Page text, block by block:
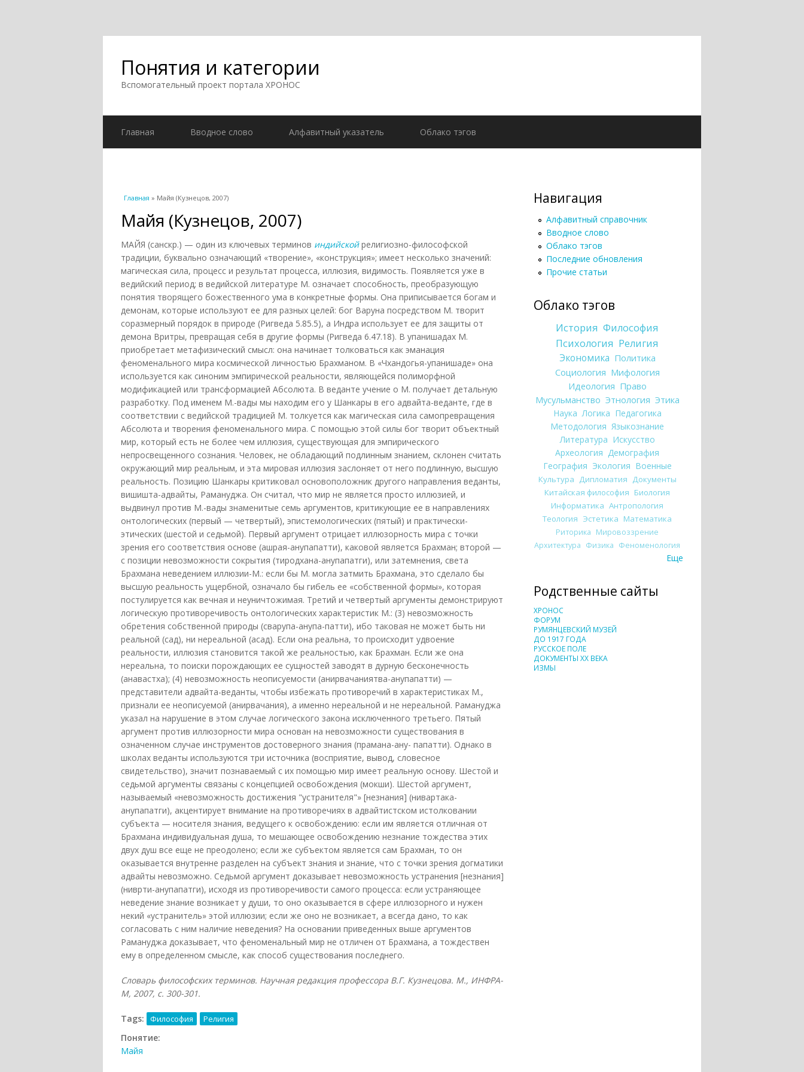
Понятия и категории
Вспомогательный проект портала ХРОНОС
Главная Вводное слово Алфавитный указатель Облако тэгов
Вы здесь
Главная » Майя (Кузнецов, 2007)
Майя (Кузнецов, 2007)
МАЙЯ (санскр.) — один из ключевых терминов индийскойрелигиозно-философской
традиции, буквально означающий «творение», «конструкция»; имеет несколько значений:
магическая сила, процесс и результат процесса, иллюзия, видимость. Появляется уже в
ведийский период; в ведийской литературе М. означает способность, преобразующую
понятия творящего божественного ума в конкретные формы. Она приписывается богам и
демонам, которые используют ее для разных целей: бог Варуна посредством М. творит
соразмерный порядок в природе (Ригведа 5.85.5), а Индра использует ее для защиты от
демона Вритры, превращая себя в другие формы (Ригведа 6.47.18). В упанишадах М.
приобретает метафизический смысл: она начинает толковаться как эманация
феноменального мира космической личностью Брахманом. В «Чхандогья-упанишаде» она
используется как синоним эмпирической реальности, являющейся полиморфной
модификацией или трансформацией Абсолюта. В веданте учение о М. получает детальную
разработку. Под именем М.-вады мы находим его у Шанкары в его адвайта-веданте, где в
соответствии с ведийской традицией М. толкуется как магическая сила самопревращения
Абсолюта и творения феноменального мира. С помощью этой силы бог творит объектный
мир, который есть не более чем иллюзия, существующая для эмпирического
непросвещенного сознания. Человек, не обладающий подлинным знанием, склонен считать
окружающий мир реальным, и эта мировая иллюзия заслоняет от него подлинную, высшую
реальность. Позицию Шанкары критиковал основоположник другого направления веданты,
вишишта-адвайты, Рамануджа. Он считал, что мир не является просто иллюзией, и
выдвинул против М.-вады знаменитые семь аргументов, критикующие ее в направлениях
онтологических (первый — четвертый), эпистемологических (пятый) и практически-
этических (шестой и седьмой). Первый аргумент отрицает иллюзорность мира с точки
зрения его соответствия основе (ашрая-анупапатти), каковой является Брахман; второй —
с позиции невозможности сокрытия (тиродхана-анупапатги), или затемнения, света
Брахмана неведением иллюзии-М.: если бы М. могла затмить Брахмана, это сделало бы
высшую реальность ущербной, означало бы гибель ее «собственной формы», которая
постулируется как вечная и неуничтожимая. Третий и четвертый аргументы демонстрируют
логическую противоречивость онтологических характеристик М.: (3) невозможность
обретения собственной природы (сварупа-анупа-патти), ибо таковая не может быть ни
реальной (сад), ни нереальной (асад). Если она реальна, то происходит удвоение
реальности, иллюзия становится такой же реальностью, как Брахман. Если же она
нереальна, то поиски порождающих ее сущностей заводят в дурную бесконечность
(анавастха); (4) невозможность неописуемости (анирвачаниятва-анупапатти) —
представители адвайта-веданты, чтобы избежать противоречий в характеристиках М.,
признали ее неописуемой (анирвачания), а именно нереальной и не нереальной. Рамануджа
указал на нарушение в этом случае логического закона исключенного третьего. Пятый
аргумент против иллюзорности мира основан на невозможности существования в
означенном случае инструментов достоверного знания (прамана-ану- папатти). Однако в
школах веданты используются три источника (восприятие, вывод, словесное
свидетельство), значит познаваемый с их помощью мир имеет реальную основу. Шестой и
седьмой аргументы связаны с концепцией освобождения (мокши). Шестой аргумент,
называемый «невозможность достижения "устранителя"» [незнания] (нивартака-
анупапатги), акцентирует внимание на противоречиях в адвайтистском истолковании
субъекта — носителя знания, ведущего к освобождению: если им является отличная от
Брахмана индивидуальная душа, то мешающее освобождению незнание тождества этих
двух душ все еще не преодолено; если же субъектом является сам Брахман, то он
оказывается внутренне разделен на субъект знания и знание, что с точки зрения догматики
адвайты невозможно. Седьмой аргумент доказывает невозможность устранения [незнания]
(ниврти-анупапатги), исходя из противоречивости самого процесса: если устраняющее
неведение знание возникает у души, то оно оказывается в сфере иллюзорного и нужен
некий «устранитель» этой иллюзии; если же оно не возникает, а всегда дано, то как
согласовать с ним наличие неведения? На основании приведенных выше аргументов
Рамануджа доказывает, что феноменальный мир не отличен от Брахмана, а тождествен
ему в определенном смысле, как способ существования последнего.
Словарь философских терминов. Научная редакция профессора В.Г. Кузнецова. М., ИНФРА-
М, 2007, с. 300-301.
Tags: Философия Религия
Понятие:
Майя
Навигация
Алфавитный справочник
Вводное слово
Облако тэгов
Последние обновления
Прочие статьи
Облако тэгов
История Философия
Психология Религия
Экономика Политика
Социология Мифология
Идеология Право
Мусульманство Этнология Этика
Наука Логика Педагогика
Методология Языкознание
Литература Искусство
Археология Демография
География Экология Военные
Культура Дипломатия Документы
Китайская философия Биология
Информатика Антропология
Теология Эстетика Математика
Риторика Мировоззрение
Архитектура Физика Феноменология
Еще
Родственные сайты
ХРОНОС
ФОРУМ
РУМЯНЦЕВСКИЙ МУЗЕЙ
ДО 1917 ГОДА
РУССКОЕ ПОЛЕ
ДОКУМЕНТЫ XX ВЕКА
ИЗМЫ